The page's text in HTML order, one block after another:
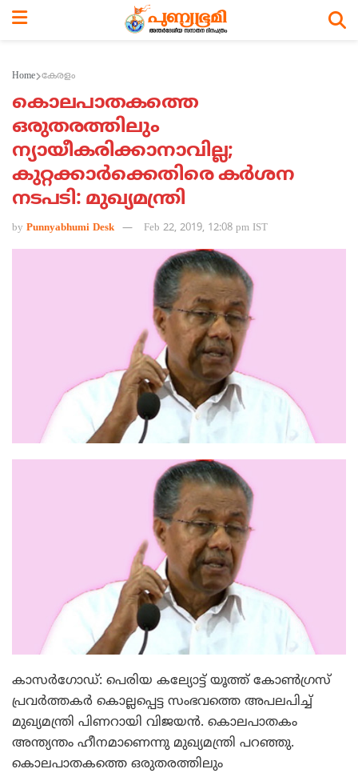
Home കേരളം
കൊലപാതകത്തെ
ഒരുതരത്തിലും
ന്യായീകരിക്കാനാവില്ല;
കുറ്റക്കാര്‍ക്കെതിരെ കര്‍ശന
നടപടി: മുഖ്യമന്ത്രി
by Punnyabhumi Desk Feb 22, 2019, 12:08 pm IST
കാസര്‍ഗോഡ്: പെരിയ കല്യോട്ട് യൂത്ത് കോണ്‍ഗ്രസ്
പ്രവര്‍ത്തകര്‍ കൊല്ലപ്പെട്ട സംഭവത്തെ അപലപിച്ച്
മുഖ്യമന്ത്രി പിണറായി വിജയന്‍. കൊലപാതകം
അന്ത്യന്തം ഹീനമാണെന്നു മുഖ്യമന്ത്രി പറഞ്ഞു.
കൊലപാതകത്തെ ഒരുതരത്തിലും